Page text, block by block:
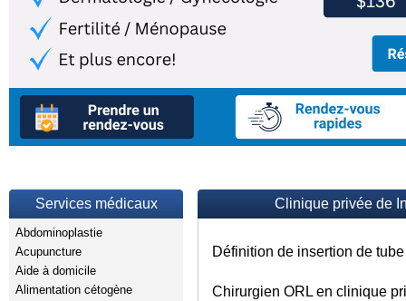
Services médicaux
Abdominoplastie
Acupuncture
Aide à domicile
Alimentation cétogène
Clinique privée de
Définition de insertion de
Chirurgien ORL en clinique